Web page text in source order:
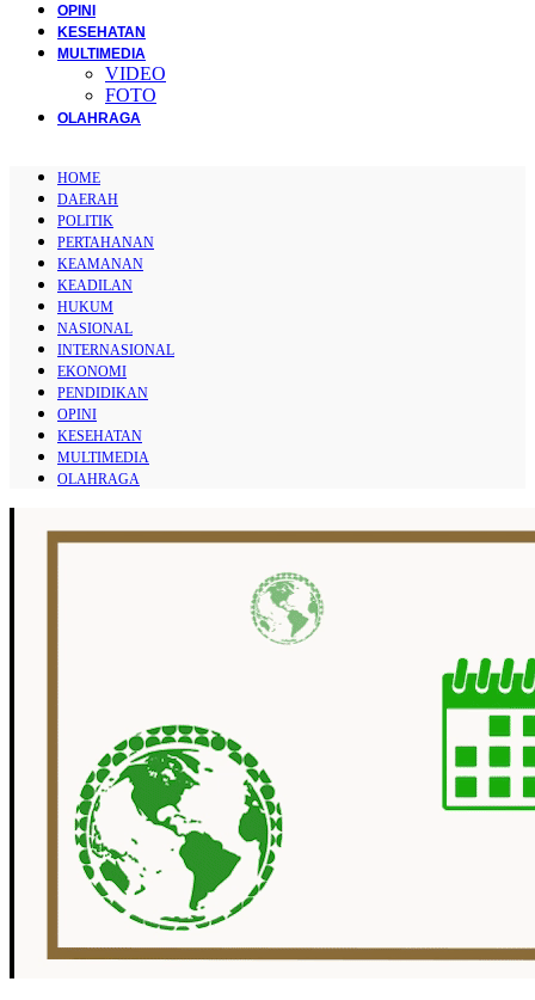
OPINI
KESEHATAN
MULTIMEDIA
VIDEO
FOTO
OLAHRAGA
HOME
DAERAH
POLITIK
PERTAHANAN
KEAMANAN
KEADILAN
HUKUM
NASIONAL
INTERNASIONAL
EKONOMI
PENDIDIKAN
OPINI
KESEHATAN
MULTIMEDIA
OLAHRAGA